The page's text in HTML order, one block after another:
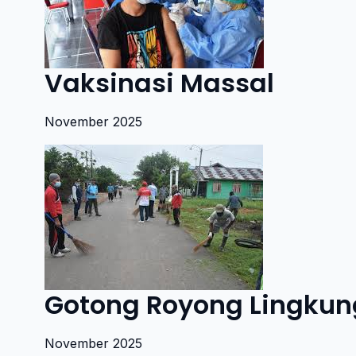
Vaksinasi Massal
November 2025
Gotong Royong
November 2025